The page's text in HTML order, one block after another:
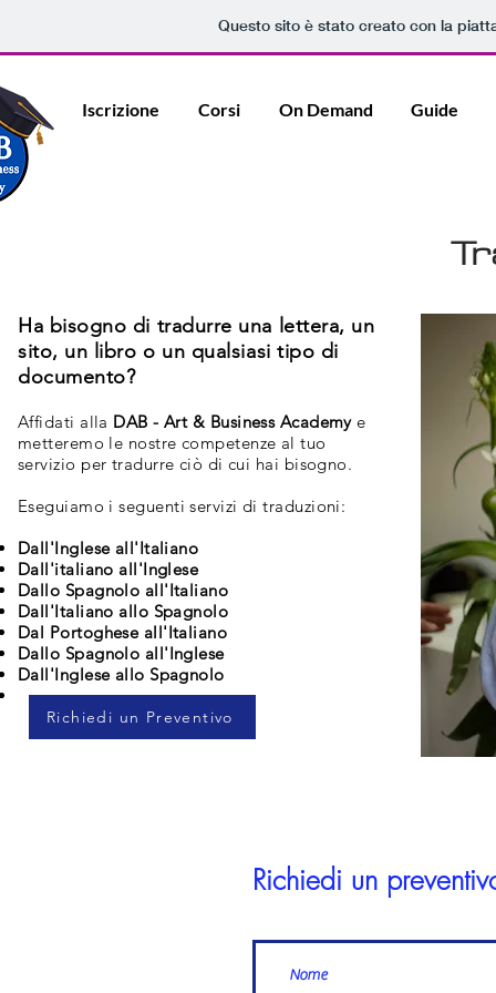
Questo sito è stato creato con la
Iscrizione Corsi On Demand Guide
Ha bisogno di tradurre una lettera, un
sito, un libro o un qualsiasi tipo di
documento?
Affidati alla DAB - Art & Business Academye
metteremo le nostre competenze al tuo
servizio per tradurre ciò di cui hai bisogno.
Eseguiamo i seguenti servizi di traduzioni:
Dall'Inglese all'Italiano
Dall'italiano all'Inglese
Dallo Spagnolo all'Italiano
Dall'Italiano allo Spagnolo
Dal Portoghese all'Italiano
Dallo Spagnolo all'Inglese
Dall'Inglese allo Spagnolo
Richiedi un Preventivo
Richiedi un